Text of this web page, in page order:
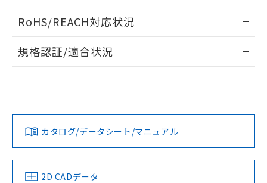
ドすることができます。
ログイン/会員登録
ダウンロードデータをご利用いただく前に、以下を必ずお読
みください。
ソフトウェアの使用条件
RoHS/REACH対応状況
EU RoHS 注意事項・凡例
対応済み
中国 RoHS 注意事項・凡例
規格認証/適合状況
カタログ/データシート/マニュアル
2D CADデータ